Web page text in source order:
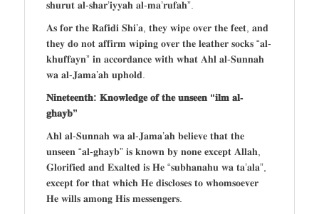
𝐬𝐡𝐮𝐫𝐮𝐭 𝐚𝐥-𝐬𝐡𝐚𝐫’𝐢𝐲𝐲𝐚𝐡 𝐚𝐥-𝐦𝐚’𝐫𝐮𝐟𝐚𝐡”.
𝐀𝐬 𝐟𝐨𝐫 𝐭𝐡𝐞 𝐑𝐚𝐟𝐢𝐝𝐢 𝐒𝐡𝐢’𝐚, 𝐭𝐡𝐞𝐲 𝐰𝐢𝐩𝐞 𝐨𝐯𝐞𝐫 𝐭𝐡𝐞 𝐟𝐞𝐞𝐭, 𝐚𝐧𝐝
𝐭𝐡𝐞𝐲 𝐝𝐨 𝐧𝐨𝐭 𝐚𝐟𝐟𝐢𝐫𝐦 𝐰𝐢𝐩𝐢𝐧𝐠 𝐨𝐯𝐞𝐫 𝐭𝐡𝐞 𝐥𝐞𝐚𝐭𝐡𝐞𝐫 𝐬𝐨𝐜𝐤𝐬 “𝐚𝐥-
𝐤𝐡𝐮𝐟𝐟𝐚𝐲𝐧” 𝐢𝐧 𝐚𝐜𝐜𝐨𝐫𝐝𝐚𝐧𝐜𝐞 𝐰𝐢𝐭𝐡 𝐰𝐡𝐚𝐭 𝐀𝐡𝐥 𝐚𝐥-𝐒𝐮𝐧𝐧𝐚𝐡
𝐰𝐚 𝐚𝐥-𝐉𝐚𝐦𝐚’𝐚𝐡 𝐮𝐩𝐡𝐨𝐥𝐝.
𝐍𝐢𝐧𝐞𝐭𝐞𝐞𝐧𝐭𝐡: 𝐊𝐧𝐨𝐰𝐥𝐞𝐝𝐠𝐞 𝐨𝐟 𝐭𝐡𝐞 𝐮𝐧𝐬𝐞𝐞𝐧 “𝐢𝐥𝐦 𝐚𝐥-
𝐠𝐡𝐚𝐲𝐛”
𝐀𝐡𝐥 𝐚𝐥-𝐒𝐮𝐧𝐧𝐚𝐡 𝐰𝐚 𝐚𝐥-𝐉𝐚𝐦𝐚’𝐚𝐡 𝐛𝐞𝐥𝐢𝐞𝐯𝐞 𝐭𝐡𝐚𝐭 𝐭𝐡𝐞
𝐮𝐧𝐬𝐞𝐞𝐧 “𝐚𝐥-𝐠𝐡𝐚𝐲𝐛” 𝐢𝐬 𝐤𝐧𝐨𝐰𝐧 𝐛𝐲 𝐧𝐨𝐧𝐞 𝐞𝐱𝐜𝐞𝐩𝐭 𝐀𝐥𝐥𝐚𝐡,
𝐆𝐥𝐨𝐫𝐢𝐟𝐢𝐞𝐝 𝐚𝐧𝐝 𝐄𝐱𝐚𝐥𝐭𝐞𝐝 𝐢𝐬 𝐇𝐞 “𝐬𝐮𝐛𝐡𝐚𝐧𝐚𝐡𝐮 𝐰𝐚 𝐭𝐚’𝐚𝐥𝐚”,
𝐞𝐱𝐜𝐞𝐩𝐭 𝐟𝐨𝐫 𝐭𝐡𝐚𝐭 𝐰𝐡𝐢𝐜𝐡 𝐇𝐞 𝐝𝐢𝐬𝐜𝐥𝐨𝐬𝐞𝐬 𝐭𝐨 𝐰𝐡𝐨𝐦𝐬𝐨𝐞𝐯𝐞𝐫
𝐇𝐞 𝐰𝐢𝐥𝐥𝐬 𝐚𝐦𝐨𝐧𝐠 𝐇𝐢𝐬 𝐦𝐞𝐬𝐬𝐞𝐧𝐠𝐞𝐫𝐬.